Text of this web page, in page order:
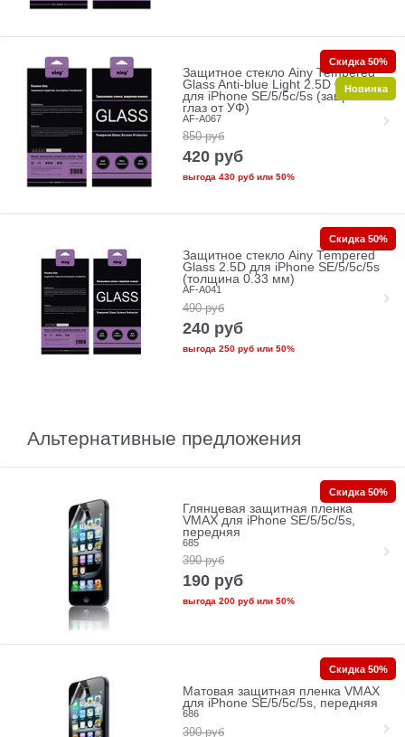
Защитное стекло Ainy Tempered
Glass Anti-blue Light 2.5D 0.33mm
для iPhone SE/5/5c/5s (защита
глаз от УФ)
AF-A067
850 руб
420 руб
выгода 430 рубили 50%
Скидка 50%
Новинка
Защитное стекло Ainy Tempered
Glass 2.5D для iPhone SE/5/5c/5s
(толщина 0.33 мм)
AF-A041
490 руб
240 руб
выгода 250 рубили 50%
Скидка 50%
Альтернативные предложения
Глянцевая защитная пленка
VMAX для iPhone SE/5/5c/5s,
передняя
685
390 руб
190 руб
выгода 200 рубили 50%
Скидка 50%
Матовая защитная пленка VMAX
для iPhone SE/5/5c/5s, передняя
686
390 руб
Скидка 50%